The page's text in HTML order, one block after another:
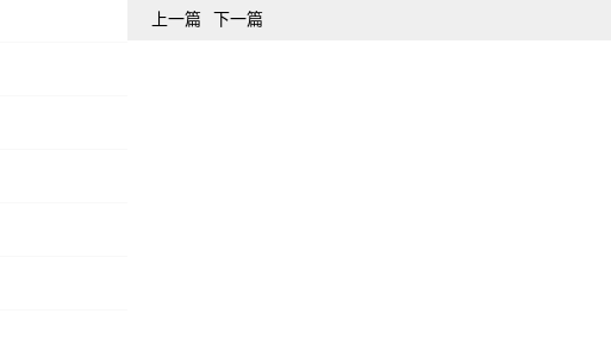
上一篇 下一篇